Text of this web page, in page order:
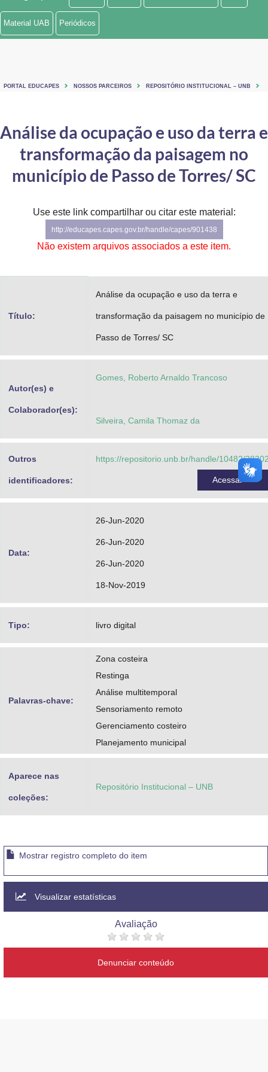
Ministério de Minas e Energia
Controladoria-Geral da União
Ministério da Mulher, da Família e dos Direitos Humanos
Secretaria de Governo
Gabinete de Segurança Institucional
Material UAB Periódicos
PORTAL EDUCAPES NOSSOS PARCEIROS REPOSITÓRIO INSTITUCIONAL – UNB
Análise da ocupação e uso da terra e
transformação da paisagem no
município de Passo de Torres/ SC
Use este link compartilhar ou citar este material:
http://educapes.capes.gov.br/handle/capes/901438
Não existem arquivos associados a este item.
Título:
Análise da ocupação e uso da terra e
transformação da paisagem no município de
Passo de Torres/ SC
Autor(es) e
Colaborador(es):
Gomes, Roberto Arnaldo Trancoso
Silveira, Camila Thomaz da
Outros
identificadores:
https://repositorio.unb.br/handle/10482/
Acessar
Data:
26-Jun-2020
26-Jun-2020
26-Jun-2020
18-Nov-2019
Tipo: livro digital
Palavras-chave:
Zona costeira
Restinga
Análise multitemporal
Sensoriamento remoto
Gerenciamento costeiro
Planejamento municipal
Aparece nas
coleções:
Repositório Institucional – UNB
Mostrar registro completo do item
Visualizar estatísticas
Avaliação
Denunciar conteúdo